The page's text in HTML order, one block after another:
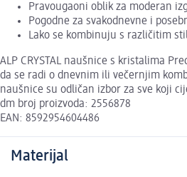
Pravougaoni oblik za moderan
Pogodne za svakodnevne i
Lako se kombinuju s različitim
ALP CRYSTAL naušnice s kristalima
da se radi o dnevnim ili večernjim
naušnice su odličan izbor za sve koji
dm broj proizvoda: 2556878
EAN: 8592954604486
Materijal